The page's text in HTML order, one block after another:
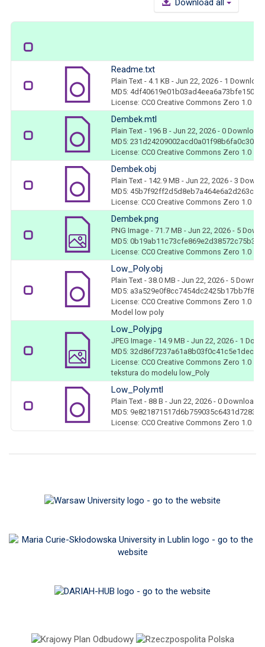
Download all
Readme.txt
Plain Text - 4.1 KB - Jun 22, 2026 - 1 Download
MD5: 4df40619e01b03ad4eea6a73bfe1506f
License: CC0 Creative Commons Zero 1.0
Dembek.mtl
Plain Text - 196 B - Jun 22, 2026 - 0
MD5: 231d24209002acd0a01f98b6fa0c3016
License: CC0 Creative Commons Zero 1.0
Dembek.obj
Plain Text - 142.9 MB - Jun 22, 2026 - 3
MD5: 45b7f92ff2d5d8eb7a464e6a2d263cf9
License: CC0 Creative Commons Zero 1.0
Dembek.png
PNG Image - 71.7 MB - Jun 22, 2026 - 5
MD5: 0b19ab11c73cfe869e2d38572c75b3a9
License: CC0 Creative Commons Zero 1.0
Low_Poly.obj
Plain Text - 38.0 MB - Jun 22, 2026 - 5
MD5: a3a529e0f8cc7454dc2425b17bb7f85e
License: CC0 Creative Commons Zero 1.0
Model low poly
Low_Poly.jpg
JPEG Image - 14.9 MB - Jun 22, 2026 - 1
MD5: 32d86f7237a61a8b03f0c41c5e1dec0f
License: CC0 Creative Commons Zero 1.0
tekstura do modelu low_Poly
Low_Poly.mtl
Plain Text - 88 B - Jun 22, 2026 - 0 Downloads
MD5: 9e821871517d6b759035c6431d72834f
License: CC0 Creative Commons Zero 1.0